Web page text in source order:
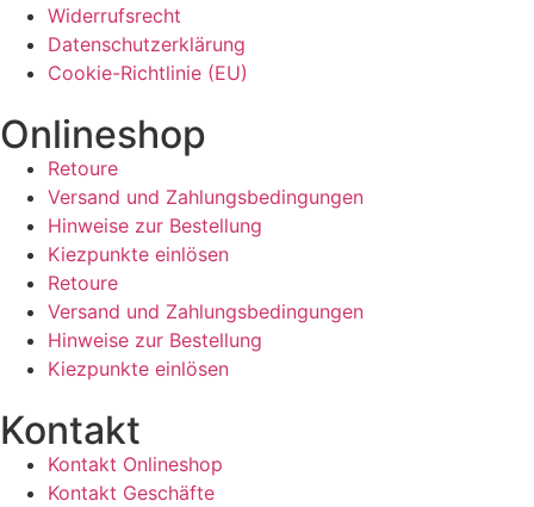
Widerrufsrecht
Datenschutzerklärung
Cookie-Richtlinie (EU)
Onlineshop
Retoure
Versand und Zahlungsbedingungen
Hinweise zur Bestellung
Kiezpunkte einlösen
Retoure
Versand und Zahlungsbedingungen
Hinweise zur Bestellung
Kiezpunkte einlösen
Kontakt​
Kontakt Onlineshop
Kontakt Geschäfte